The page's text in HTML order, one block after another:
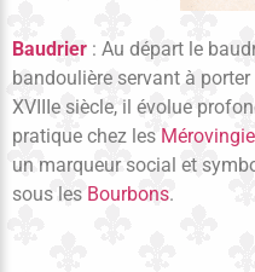
Baudrier : Au départ le
bandoulière servant à
XVIIIe siècle, il évolue
pratique chez les
un marqueur social et
sous les Bourbons.